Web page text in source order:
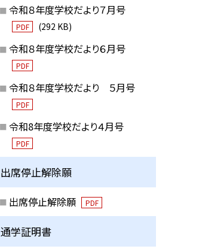
令和８年度学校だより７月号
PDF (292 KB)
令和８年度学校だより６月号
PDF
令和８年度学校だより ５月号
PDF
令和8年度学校だより４月号
PDF
出席停止解除願
出席停止解除願 PDF
通学証明書